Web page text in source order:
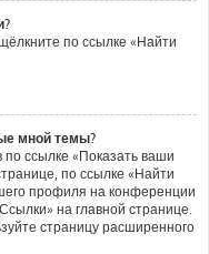
по ссылке «Найти
мной темы?
ссылке «Показать ваши
по ссылке «Найти
профиля на конференции
на главной странице.
страницу расширенного